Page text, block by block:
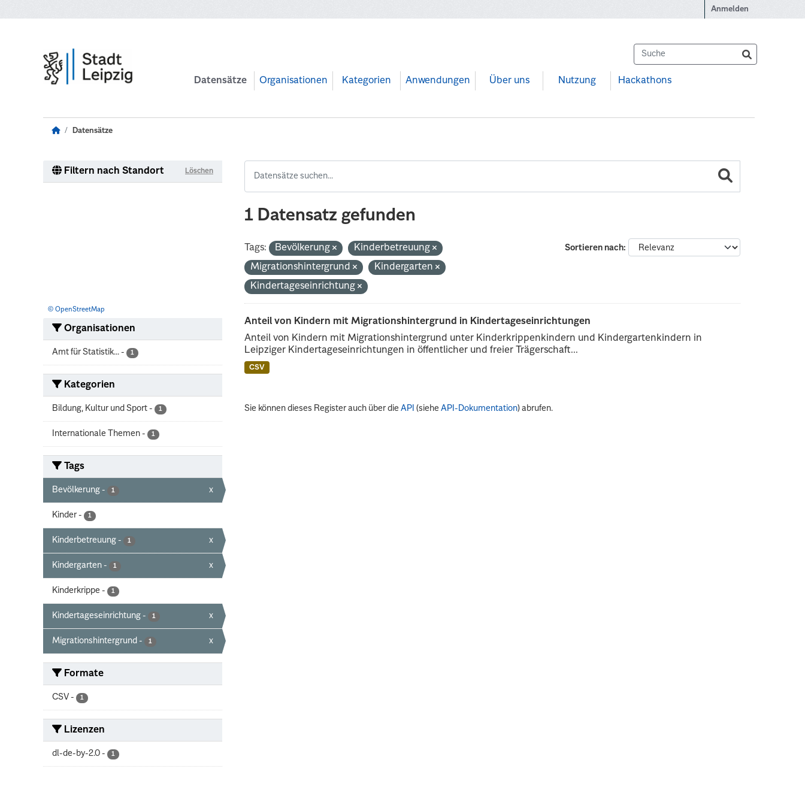
Anmelden
Datensätze Organisationen Kategorien Anwendungen Über uns Nutzung Hackathons
Datensätze
Filtern nach Standort Löschen
© OpenStreetMap
Organisationen
Amt für Statistik... - 1
Kategorien
Bildung, Kultur und Sport - 1
Internationale Themen - 1
Tags
Bevölkerung - 1 x
Kinder - 1
Kinderbetreuung - 1 x
Kindergarten - 1 x
Kinderkrippe - 1
Kindertageseinrichtung - 1 x
Migrationshintergrund - 1 x
Formate
CSV - 1
Lizenzen
dl-de-by-2.0 - 1
1 Datensatz gefunden
Sortieren nach
Tags: Bevölkerung
Kinderbetreuung
Migrationshintergrund
Kindergarten
Kindertageseinrichtung
Anteil von Kindern mit Migrationshintergrund in Kindertageseinrichtungen
Anteil von Kindern mit Migrationshintergrund unter Kinderkrippenkindern und Kindergartenkindern in
Leipziger Kindertageseinrichtungen in öffentlicher und freier Trägerschaft...
CSV
Sie können dieses Register auch über dieAPI (sieheAPI-Dokumentation) abrufen.